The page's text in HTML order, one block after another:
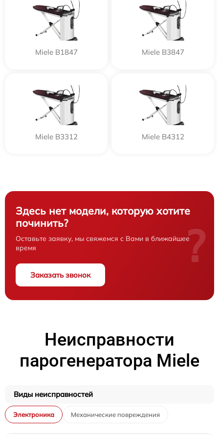
Miele B1847 Miele B3847
Miele B3312 Miele B4312
Здесь нет модели, которую хотите
починить?
Оставьте заявку, мы свяжемся с Вами в ближайшее
время
Заказать звонок
?
Неисправности
парогенератора Miele
Виды неисправностей
Электроника Механические повреждения